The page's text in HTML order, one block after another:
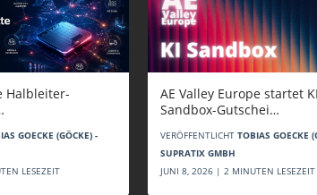
Halbleiter-
GOECKE (GÖCKE) -
LESEZEIT
AE Valley Europe startet
Sandbox-Gutschei…
VERÖFFENTLICHT TOBIAS GOECKE
SUPRATIX GMBH
JUNI 8, 2026 | 2 MINUTEN LESEZEIT